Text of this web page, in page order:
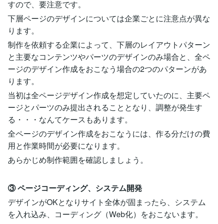
すので、要注意です。
下層ページのデザインについては企業ごとに注意点が異な
ります。
制作を依頼する企業によって、下層のレイアウトパターン
と主要なコンテンツやパーツのデザインのみ場合と、全ペ
ージのデザイン作成をおこなう場合の2つのパターンがあ
ります。
当初は全ページデザイン作成を想定していたのに、主要ペ
ージとパーツのみ提出されることとなり、調整が発生す
る・・・なんてケースもあります。
全ページのデザイン作成をおこなうには、作る分だけの費
用と作業時間が必要になります。
あらかじめ制作範囲を確認しましょう。
③ ページコーディング、システム開発
デザインがOKとなりサイト全体が固まったら、システム
を入れ込み、コーディング（Web化）をおこないます。